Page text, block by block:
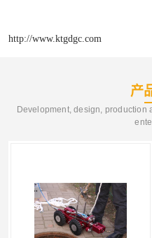
http://www.ktgdgc.com
产
Development, design, production